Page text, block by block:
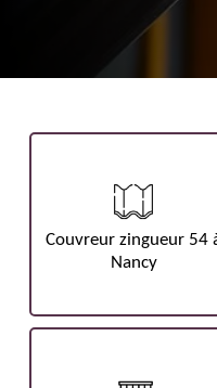
Couvreur zingueur 54
Nancy